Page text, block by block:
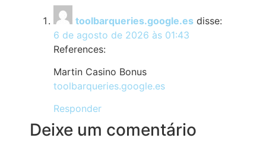
toolbarqueries.google.es disse:
6 de agosto de 2026 às 01:43
References:
Martin Casino Bonus
toolbarqueries.google.es
Responder
Deixe um comentário